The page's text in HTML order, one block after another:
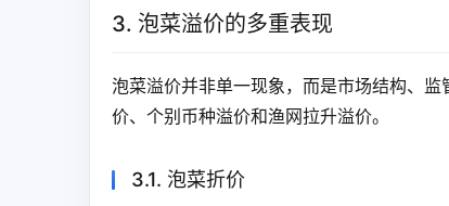
3. 泡菜溢价的多重表现
泡菜溢价并非单一现象，而是市场结构、
价、个别币种溢价和渔网拉升溢价。
3.1. 泡菜折价